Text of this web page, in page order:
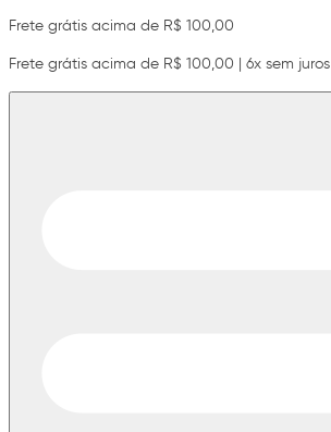
Frete grátis acima de R$ 100,00
Frete grátis acima de R$ 100,00 | 6x sem juros